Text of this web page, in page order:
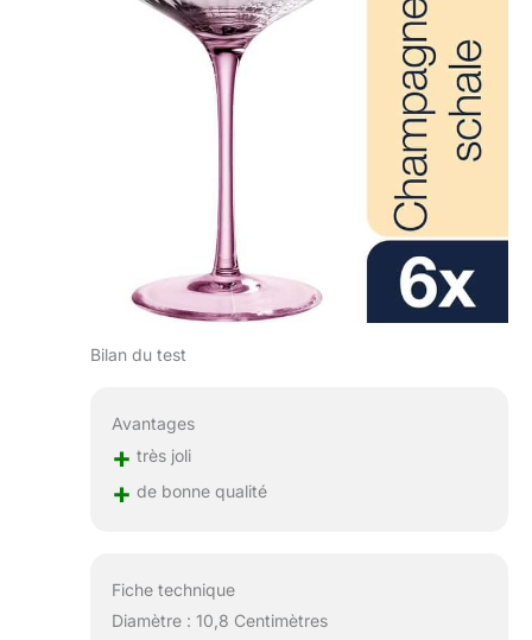
Bilan du test
Avantages
+ très joli
+ de bonne qualité
Fiche technique
Diamètre : 10,8 Centimètres